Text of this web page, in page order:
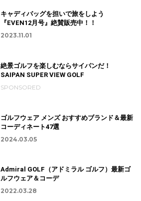
キャディバッグを担いで旅をしよう
『EVEN12月号』絶賛販売中！！
2023.11.01
絶景ゴルフを楽しむならサイパンだ！
SAIPAN SUPER VIEW GOLF
SPONSORED
ゴルフウェア メンズ おすすめブランド＆最新
コーディネート47選
2024.03.05
Admiral GOLF（アドミラル ゴルフ）最新ゴ
ルフウェア＆コーデ
2022.03.28